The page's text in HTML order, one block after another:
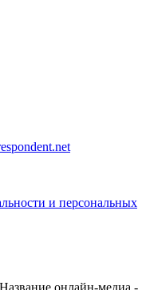
и персональных
онлайн-медиа -